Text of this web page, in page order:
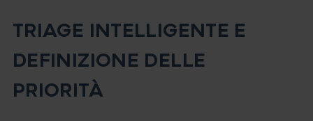
TRIAGE INTELLIGENTE E
DEFINIZIONE DELLE
PRIORITÀ